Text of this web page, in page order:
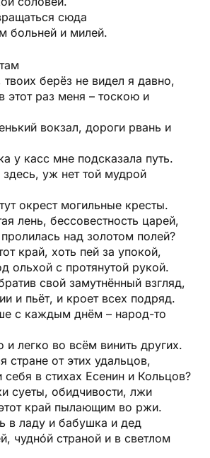
сюда
больней и милей.
твоих берёз не видел я давно,
этот раз меня – тоскою и
вокзал, дороги рвань и
у касс мне подсказала путь.
уж нет той мудрой
окрест могильные кресты.
лень, бессовестность царей,
над золотом полей?
край, хоть пей за упокой,
ольхой с протянутой рукой.
свой замутнённый взгляд,
и пьёт, и кроет всех подряд.
с каждым днём – народ-то
и легко во всём винить других.
стране от этих удальцов,
в стихах Есенин и Кольцов?
суеты, обидчивости, лжи
край пылающим во ржи.
в ладу и бабушка и дед
чуднóй страной и в светлом